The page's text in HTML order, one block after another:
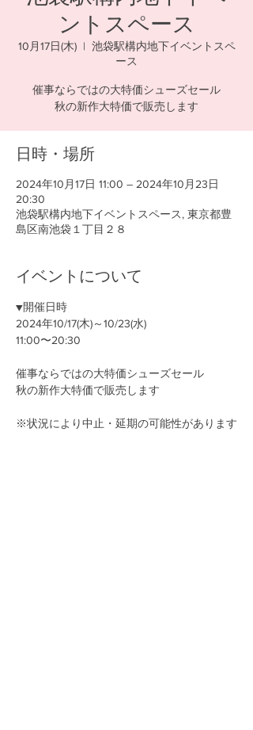
ントスペース
10月17日(木)
  |
池袋駅構内地下イベントスペ
ース
催事ならではの大特価シューズセール
秋の新作大特価で販売します
日時・場所
2024年10月17日 11:00 – 2024年10月23日
20:30
池袋駅構内地下イベントスペース, 東京都豊
島区南池袋１丁目２８
イベントについて
▼開催日時
2024年10/17(木)～10/23(水)
11:00〜20:30
催事ならではの大特価シューズセール
秋の新作大特価で販売します
※状況により中止・延期の可能性があります